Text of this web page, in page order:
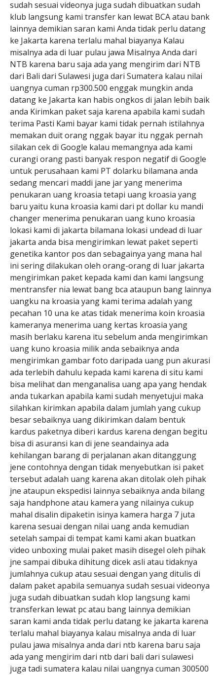
sudah sesuai videonya juga sudah dibuatkan sudah
klub langsung kami transfer kan lewat BCA atau bank
lainnya demikian saran kami Anda tidak perlu datang
ke Jakarta karena terlalu mahal biayanya Kalau
misalnya ada di luar pulau jawa Misalnya Anda dari
NTB karena baru saja ada yang mengirim dari NTB
dari Bali dari Sulawesi juga dari Sumatera kalau nilai
uangnya cuman rp300.500 enggak mungkin anda
datang ke Jakarta kan habis ongkos di jalan lebih baik
anda Kirimkan paket saja karena apabila kami sudah
terima Pasti Kami bayar kami tidak pernah istilahnya
memakan duit orang nggak bayar itu nggak pernah
silakan cek di Google kalau memangnya ada kami
curangi orang pasti banyak respon negatif di Google
untuk perusahaan kami PT dolarku bilamana anda
sedang mencari maddi jane jar yang menerima
penukaran uang kroasia tetapi uang kroasia yang
baru yaitu kuna kroasia kami dari pt dollar ku mandi
changer menerima penukaran uang kuno kroasia
lokasi kami di jakarta bilamana lokasi undead di luar
jakarta anda bisa mengirimkan lewat paket seperti
genetika kantor pos dan sebagainya yang mana hal
ini sering dilakukan oleh orang-orang di luar jakarta
mengirimkan paket kepada kami dan kami langsung
mentransfer nia lewat bang bca ataupun bang lainnya
uangku na kroasia yang kami terima adalah yang
pecahan 10 una ke atas tidak menerima koin kroasia
kameranya menerima uang kertas kroasia yang
masih berlaku karena itu sebelum anda mengirimkan
uang kuno kroasia milik anda sebaiknya anda
mengirimkan gambar foto daripada uang pun akurasi
ada terlebih dahulu kepada kami karena di situ kami
bisa melihat dan menganalisa uang apa yang hendak
anda tukarkan apabila kami sudah menyetujui maka
silahkan kirimkan apabila dalam jumlah yang cukup
besar sebaiknya uang dikirimkan dalam bentuk
kardus paketnya diberi kardus karena dengan begitu
bisa di asuransi kan di jene seandainya ada
kehilangan barang di perjalanan akan ditanggung
jene contohnya dengan tidak menyebutkan isi paket
tersebut adalah uang karena akan ditolak oleh pihak
jne ataupun ekspedisi lainnya sebaiknya anda bilang
saja handphone atau kamera yang nilainya cukup
mahal disalin dipaketin isinya kamera harga 7 juta
karena sesuai dengan nilai uang anda kemudian
setelah sampai di tempat kami kami akan buatkan
video unboxing mulai paket masih disegel oleh pihak
jne sampai dibuka dihitung dicek asli atau tidaknya
jumlahnya cukup atau sesuai dengan yang ditulis di
dalam paket apabila semuanya sudah sesuai videonya
juga sudah dibuatkan sudah klop langsung kami
transferkan lewat pc atau bang lainnya demikian
saran kami anda tidak perlu datang ke jakarta karena
terlalu mahal biayanya kalau misalnya anda di luar
pulau jawa misalnya anda dari ntb karena baru saja
ada yang mengirim dari ntb dari bali dari sulawesi
juga tadi sumatera kalau nilai uangnya cuman 300500